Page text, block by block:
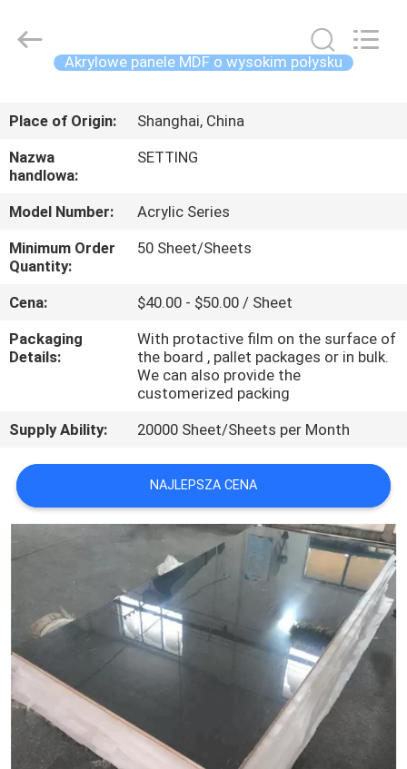
PRODUKTY
O
NAS
WYCIECZKA
PO
FABRYCE
SKONTAKTUJ
NAMI
AKTUALNOŚCI
SPRAWY
POPROSIĆ
O
WYCENĘ
Setting
Decorating
Akrylowe panele MDF o wysokim połysku
Place of Origin:
Shanghai, China
Nazwa
handlowa:
SETTING
Model Number:
Acrylic Series
Minimum Order
Quantity:
50 Sheet/Sheets
Cena:
$40.00 - $50.00 / Sheet
Packaging
Details:
With protactive film on the surface of
the board , pallet packages or in bulk.
We can also provide the
customerized packing
Supply Ability:
20000 Sheet/Sheets per Month
NAJLEPSZA CENA